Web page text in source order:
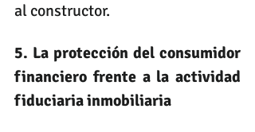
al constructor.
5. La protección del consumidor
financiero frente a la actividad
fiduciaria inmobiliaria